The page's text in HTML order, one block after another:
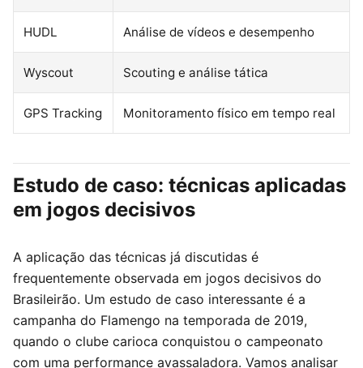
HUDL Análise de vídeos e desempenho
Wyscout Scouting e análise tática
GPS Tracking Monitoramento físico em tempo real
Estudo de caso: técnicas aplicadas
em jogos decisivos
A aplicação das técnicas já discutidas é
frequentemente observada em jogos decisivos do
Brasileirão. Um estudo de caso interessante é a
campanha do Flamengo na temporada de 2019,
quando o clube carioca conquistou o campeonato
com uma performance avassaladora. Vamos analisar